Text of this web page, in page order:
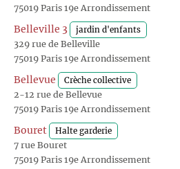
75019 Paris 19e Arrondissement
Belleville 3 jardin d'enfants
329 rue de Belleville
75019 Paris 19e Arrondissement
Bellevue Crèche collective
2-12 rue de Bellevue
75019 Paris 19e Arrondissement
Bouret Halte garderie
7 rue Bouret
75019 Paris 19e Arrondissement